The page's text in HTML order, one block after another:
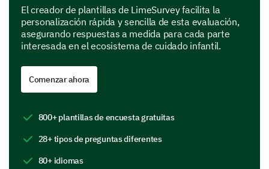
Calidad de las comidas y refrigerios
Actividades educativas
Estándares de limpieza e higiene
Explorando Sus Necesidades y
Expectativas de Guardería
Ahora, profundicemos en lo que espera de un servicio
El creador de plantillas de LimeSurvey facilita la
personalización rápida y sencilla de esta evaluación,
asegurando respuestas a medida para cada parte
interesada en el ecosistema de cuidado infantil.
Comenzar ahora
800+ plantillas de encuesta gratuitas
28+ tipos de preguntas diferentes
80+ idiomas